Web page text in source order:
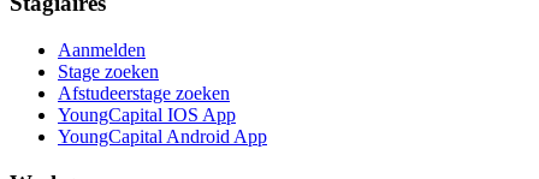
Aanmelden
Stage zoeken
Afstudeerstage zoeken
YoungCapital IOS App
YoungCapital Android App